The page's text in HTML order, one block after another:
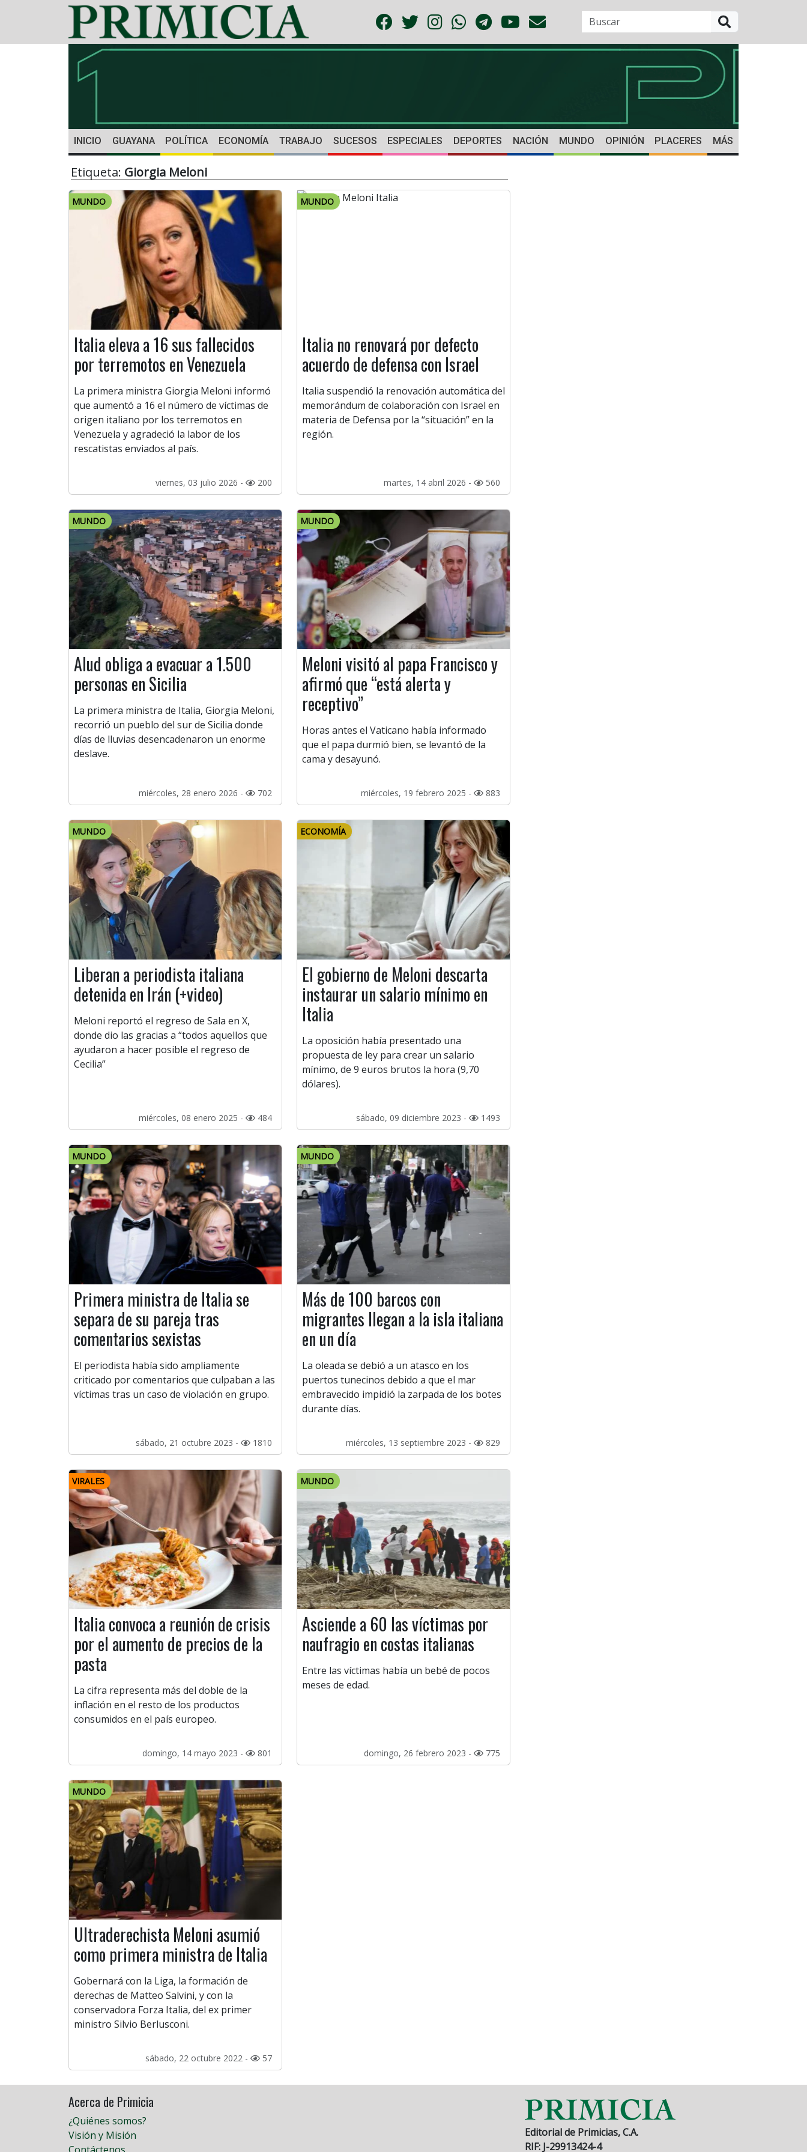
INICIO GUAYANA POLÍTICA ECONOMÍA TRABAJO SUCESOS ESPECIALES DEPORTES NACIÓN MUNDO OPINIÓN PLACERES MÁS
Etiqueta: Giorgia Meloni
MUNDO
Italia eleva a 16 sus fallecidos
por terremotos en Venezuela
La primera ministra Giorgia Meloni informó
que aumentó a 16 el número de víctimas de
origen italiano por los terremotos en
Venezuela y agradeció la labor de los
rescatistas enviados al país.
viernes, 03 julio 2026 - 200
MUNDO
Italia no renovará por defecto
acuerdo de defensa con Israel
Italia suspendió la renovación automática del
memorándum de colaboración con Israel en
materia de Defensa por la “situación” en la
región.
martes, 14 abril 2026 - 560
MUNDO
Alud obliga a evacuar a 1.500
personas en Sicilia
La primera ministra de Italia, Giorgia Meloni,
recorrió un pueblo del sur de Sicilia donde
días de lluvias desencadenaron un enorme
deslave.
miércoles, 28 enero 2026 - 702
MUNDO
Meloni visitó al papa Francisco y
afirmó que “está alerta y
receptivo”
Horas antes el Vaticano había informado
que el papa durmió bien, se levantó de la
cama y desayunó.
miércoles, 19 febrero 2025 - 883
MUNDO
Liberan a periodista italiana
detenida en Irán (+video)
Meloni reportó el regreso de Sala en X,
donde dio las gracias a “todos aquellos que
ayudaron a hacer posible el regreso de
Cecilia”
miércoles, 08 enero 2025 - 484
ECONOMÍA
El gobierno de Meloni descarta
instaurar un salario mínimo en
Italia
La oposición había presentado una
propuesta de ley para crear un salario
mínimo, de 9 euros brutos la hora (9,70
dólares).
sábado, 09 diciembre 2023 - 1493
MUNDO
Primera ministra de Italia se
separa de su pareja tras
comentarios sexistas
El periodista había sido ampliamente
criticado por comentarios que culpaban a las
víctimas tras un caso de violación en grupo.
sábado, 21 octubre 2023 - 1810
MUNDO
Más de 100 barcos con
migrantes llegan a la isla italiana
en un día
La oleada se debió a un atasco en los
puertos tunecinos debido a que el mar
embravecido impidió la zarpada de los botes
durante días.
miércoles, 13 septiembre 2023 - 829
VIRALES
Italia convoca a reunión de crisis
por el aumento de precios de la
pasta
La cifra representa más del doble de la
inflación en el resto de los productos
consumidos en el país europeo.
domingo, 14 mayo 2023 - 801
MUNDO
Asciende a 60 las víctimas por
naufragio en costas italianas
Entre las víctimas había un bebé de pocos
meses de edad.
domingo, 26 febrero 2023 - 775
MUNDO
Ultraderechista Meloni asumió
como primera ministra de Italia
Gobernará con la Liga, la formación de
derechas de Matteo Salvini, y con la
conservadora Forza Italia, del ex primer
ministro Silvio Berlusconi.
sábado, 22 octubre 2022 - 57
Acerca de Primicia
¿Quiénes somos?
Visión y Misión
Editorial de Primicias, C.A.
RIF: J-29913424-4